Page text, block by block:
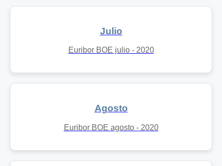
Julio
Euribor BOE julio - 2020
Agosto
Euribor BOE agosto - 2020